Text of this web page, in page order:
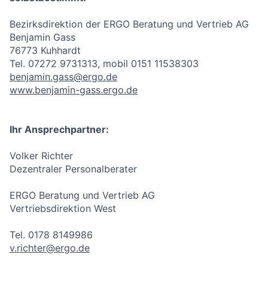
Bezirksdirektion der ERGO Beratung und Vertrieb AG
Benjamin Gass
76773 Kuhhardt
Tel. 07272 9731313, mobil 0151 11538303
benjamin.gass@ergo.de
www.benjamin-gass.ergo.de
Ihr Ansprechpartner:
Volker Richter
Dezentraler Personalberater
ERGO Beratung und Vertrieb AG
Vertriebsdirektion West
Tel. 0178 8149986
v.richter@ergo.de